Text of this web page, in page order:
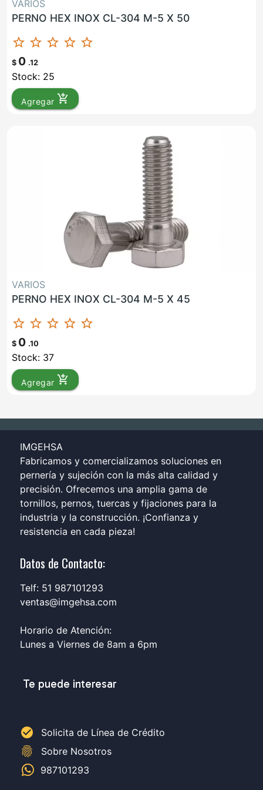
VARIOS
PERNO HEX INOX CL-304 M-5 X 50
star_border star_border star_border star_border star_border
$ 0 .12
Stock: 25
Agregar add_shopping_cart
VARIOS
PERNO HEX INOX CL-304 M-5 X 45
star_border star_border star_border star_border star_border
$ 0 .10
Stock: 37
Agregar add_shopping_cart
IMGEHSA
Fabricamos y comercializamos soluciones en
pernería y sujeción con la más alta calidad y
precisión. Ofrecemos una amplia gama de
tornillos, pernos, tuercas y fijaciones para la
industria y la construcción. ¡Confianza y
resistencia en cada pieza!
Datos de Contacto:
Telf: 51 987101293
ventas@imgehsa.com
Horario de Atención:
Lunes a Viernes de 8am a 6pm
Te puede interesar
check_circle Solicita de Línea de Crédito
fingerprint
Sobre Nosotros
987101293